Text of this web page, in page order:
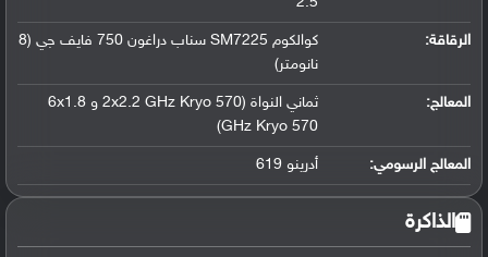
الرقاقة:
كوالكوم SM7225 سناب دراغون 750 فايف جي (8
نانومتر)
المعالج:
ثماني النواة (2x2.2 GHz Kryo 570 و 6x1.8
GHz Kryo 570)
المعالج الرسومي: أدرينو 619
الذاكرة